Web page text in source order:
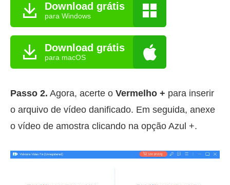
Download grátis
para Windows
Download grátis
para macOS
Passo 2. Agora, acerte o Vermelho + para inserir
o arquivo de vídeo danificado. Em seguida, anexe
o vídeo de amostra clicando na opção Azul +.